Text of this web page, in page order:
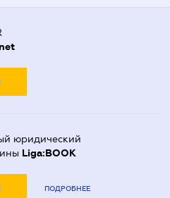
юридический
Liga:BOOK
ПОДРОБНЕЕ